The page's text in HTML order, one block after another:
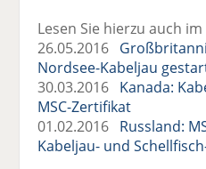
Lesen Sie hierzu auch
26.05.2016
Nordsee-Kabeljau
30.03.2016 Kanada:
MSC-Zertifikat
01.02.2016 Russland:
Kabeljau- und